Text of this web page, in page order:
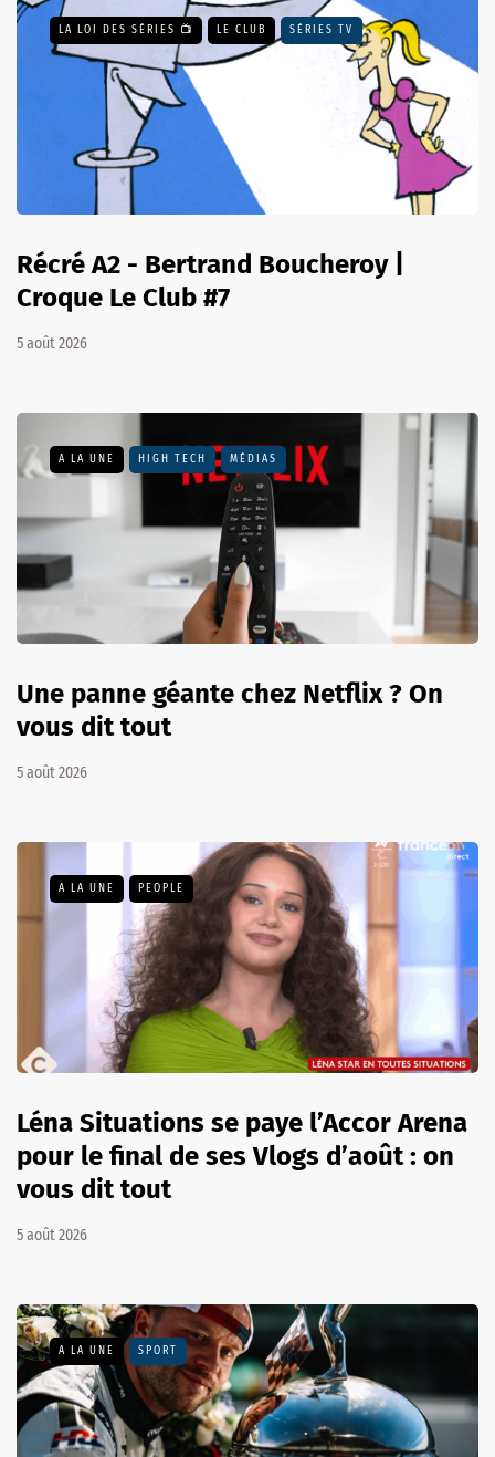
LA LOI DES SÉRIES 📺 LE CLUB SÉRIES TV
Récré A2 - Bertrand Boucheroy |
Croque Le Club #7
5 août 2026
A LA UNE HIGH TECH MÉDIAS
Une panne géante chez Netflix ? On
vous dit tout
5 août 2026
A LA UNE PEOPLE
Léna Situations se paye l’Accor Arena
pour le final de ses Vlogs d’août : on
vous dit tout
5 août 2026
A LA UNE SPORT